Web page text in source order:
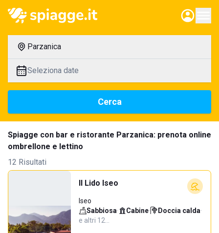
Parzanica
Seleziona date
Cerca
Spiagge con bar e ristorante Parzanica: prenota online
ombrellone e lettino
12 Risultati
Il Lido Iseo
Iseo
Sabbiosa· Cabine· Doccia calda·
e altri 12…